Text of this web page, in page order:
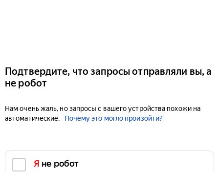
Подтвердите, что запросы отправляли вы, а
не робот
Нам очень жаль, но запросы с вашего устройства похожи на
автоматические.
Почему это могло произойти?
Я не робот